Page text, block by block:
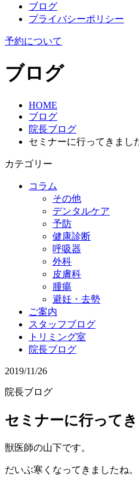
ブログ
プライバシーポリシー
予約について
ブログ
HOME
ブログ
院長ブログ
セミナーに行ってきまし
カテゴリー
コラム
その他
デンタルケア
予防
健康診断
呼吸器
外科
皮膚科
腫瘍
避妊・去勢
ご案内
スタッフブログ
トリミング室
院長ブログ
2019/11/26
院長ブログ
セミナーに行って
獣医師の山下です。
だいぶ寒くなってきましたね。